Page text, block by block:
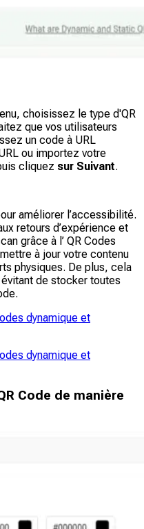
choisissez le type d'QR
que vos utilisateurs
un code à URL
ou importez votre
cliquez sur Suivant.
améliorer l’accessibilité.
retours d’expérience et
grâce à l’ QR Codes
à jour votre contenu
physiques. De plus, cela
de stocker toutes
dynamique et
dynamique et
Code de manière